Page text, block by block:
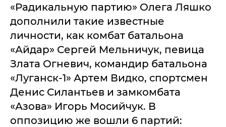
«Радикальную партию» Олега Ляшко
дополнили такие известные
личности, как комбат батальона
«Айдар» Сергей Мельничук, певица
Злата Огневич, командир батальона
«Луганск-1» Артем Видко, спортсмен
Денис Силантьев и замкомбата
«Азова» Игорь Мосийчук. В
оппозицию же вошли 6 партий: